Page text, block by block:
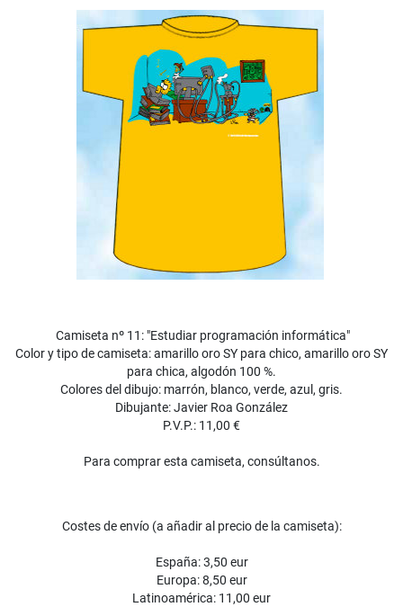
Camiseta nº 11: "Estudiar programación informática"
Color y tipo de camiseta: amarillo oro SY para chico, amarillo oro SY
para chica, algodón 100 %.
Colores del dibujo: marrón, blanco, verde, azul, gris.
Dibujante: Javier Roa González
P.V.P.: 11,00 €
Para comprar esta camiseta, consúltanos.
Costes de envío (a añadir al precio de la camiseta):
España: 3,50 eur
Europa: 8,50 eur
Latinoamérica: 11,00 eur